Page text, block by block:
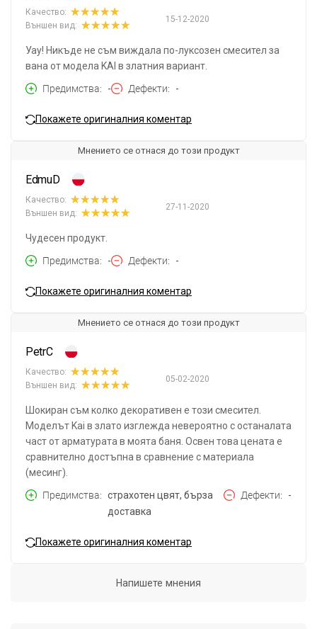
15-12-2020
Качество:
Външен вид:
Уау! Никъде не съм виждала по-луксозен смесител за
вана от модела KAI в златния вариант.
Предимства
- Дефекти -
Покажете оригиналния коментар
Мнението се отнася до този продукт
EdmuD
27-11-2020
Качество:
Външен вид:
Чудесен продукт.
Предимства
- Дефекти -
Покажете оригиналния коментар
Мнението се отнася до този продукт
PetrC
05-02-2020
Качество:
Външен вид:
Шокиран съм колко декоративен е този смесител.
Моделът Kai в злато изглежда невероятно с останалата
част от арматурата в моята баня. Освен това цената е
сравнително достъпна в сравнение с материала
(месинг).
Предимства
страхотен цвят, бърза
доставка
Дефекти -
Покажете оригиналния коментар
Напишете мнения